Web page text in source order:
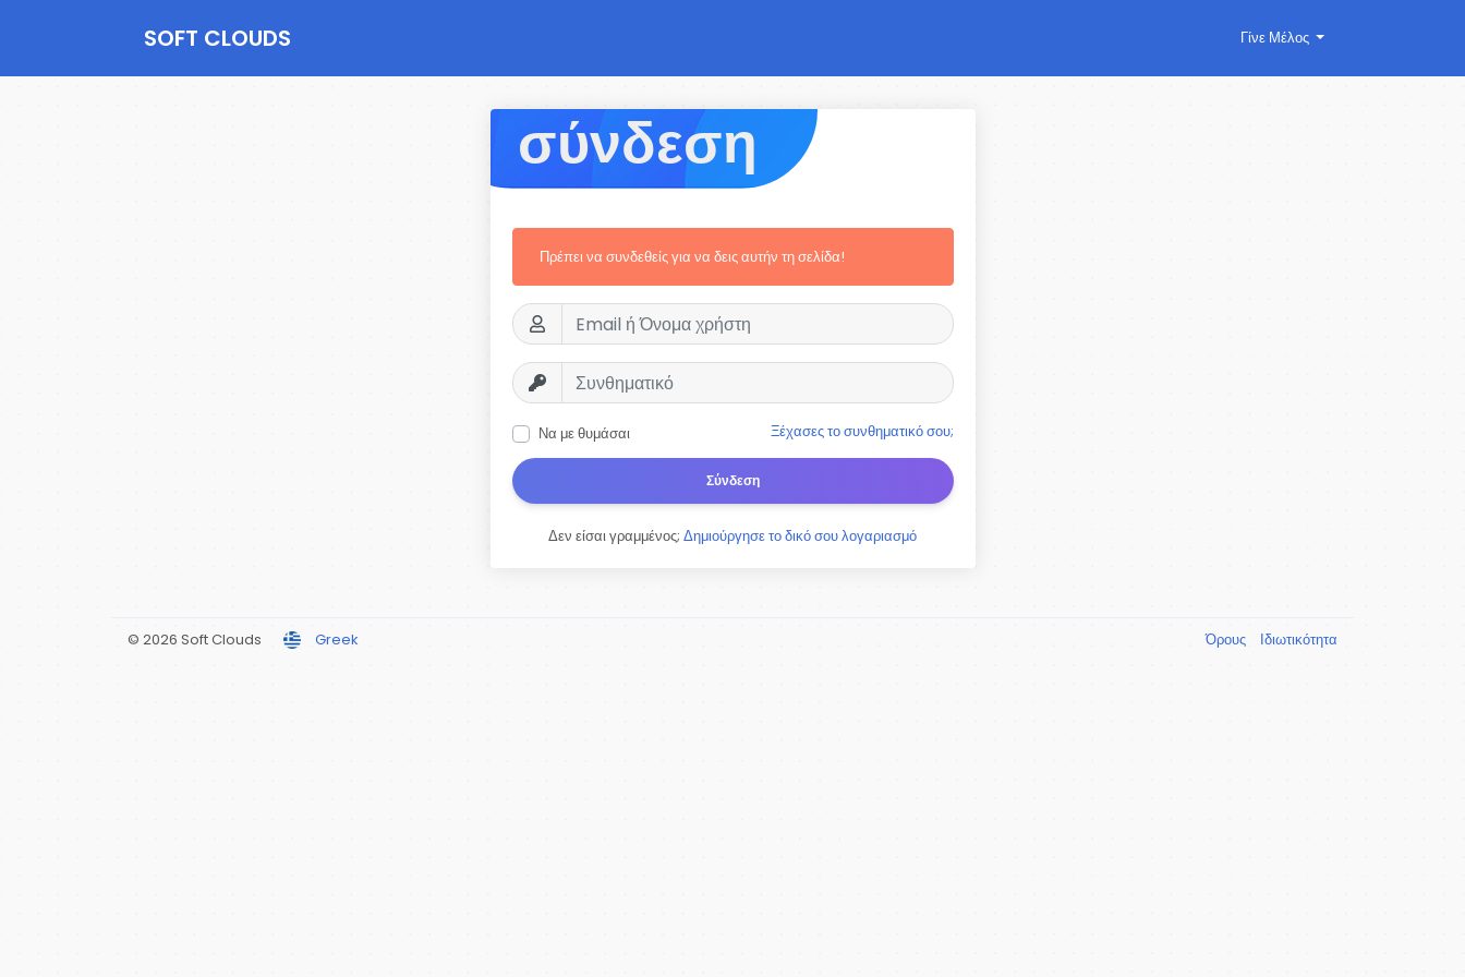
SOFT CLOUDS Γίνε Μέλος
σύνδεση
Πρέπει να συνδεθείς για να δεις αυτήν τη σελίδα!
Να με θυμάσαι Ξέχασες το συνθηματικό σου;
Σύνδεση
Δεν είσαι γραμμένος; Δημιούργησε το δικό σου λογαριασμό
© 2026 Soft Clouds Greek Όρους Ιδιωτικότητα